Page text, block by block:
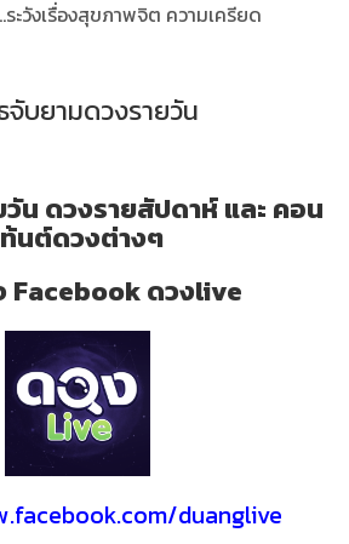
ระวังเรื่องสุขภาพจิต ความเครียด
จับยามดวงรายวัน
น ดวงรายสัปดาห์ และ คอน
ท้นต์ดวงต่างๆ
Facebook ดวงlive
duanglive